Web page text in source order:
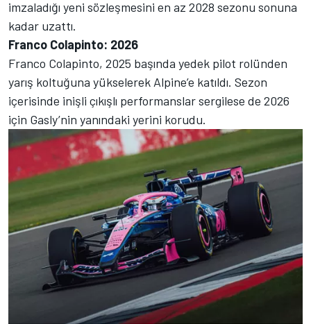
imzaladığı yeni sözleşmesini en az 2028 sezonu sonuna
kadar uzattı.
Franco Colapinto: 2026
Franco Colapinto, 2025 başında yedek pilot rolünden
yarış koltuğuna yükselerek Alpine’e katıldı. Sezon
içerisinde inişli çıkışlı performanslar sergilese de 2026
için Gasly’nin yanındaki yerini korudu.